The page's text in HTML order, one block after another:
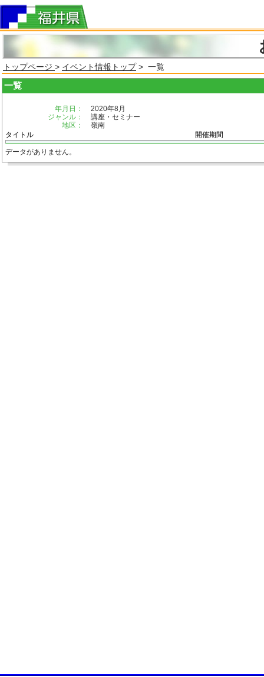
トップページ > イベント情報トップ> 一覧
一覧
年月日：
2020年8月
ジャンル：
講座・セミナー
地区：
嶺南
タイトル
開催期間
データがありません。